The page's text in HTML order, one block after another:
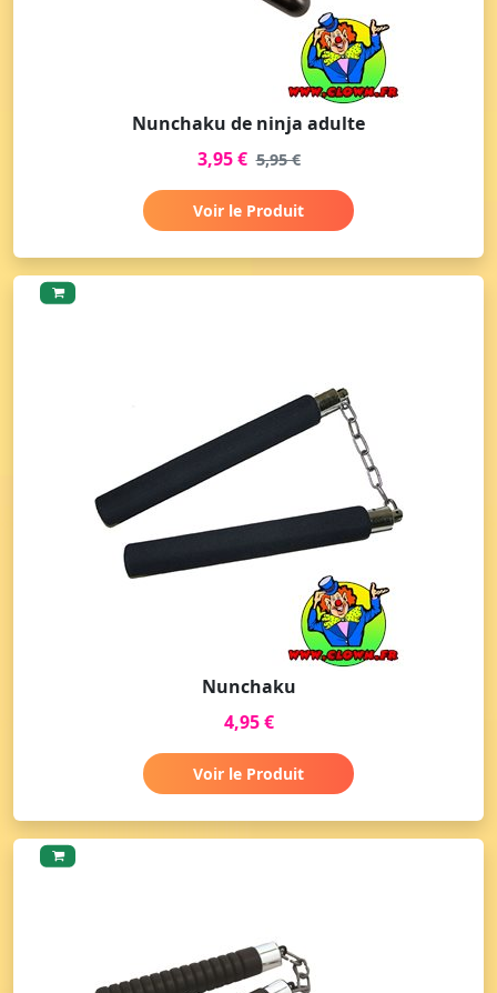
Nunchaku de ninja adulte
3,95 € 5,95 €
Voir le Produit
Nunchaku
4,95 €
Voir le Produit